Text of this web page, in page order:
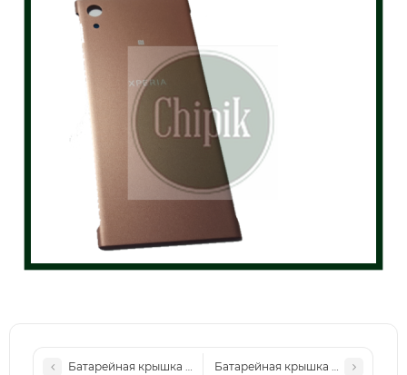
Батарейная крышка для Sony G3112, G3121 Xperia XA1 Gold
Батарейная крышка для Sony